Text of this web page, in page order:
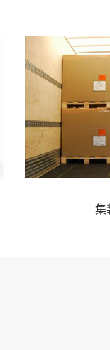
集